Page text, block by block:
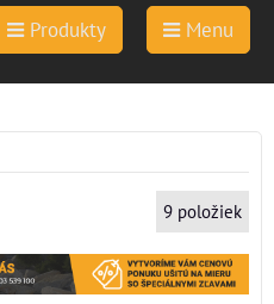
Produkty Menu
9 položiek